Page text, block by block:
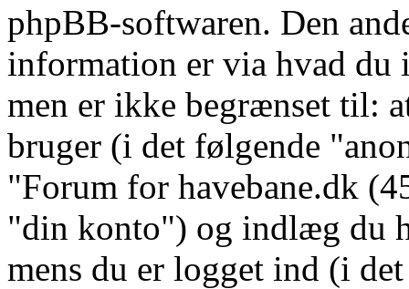
phpBB-softwaren. Den
information er via hvad du
men er ikke begrænset til:
bruger (i det følgende
"Forum for havebane.dk
"din konto") og indlæg du
mens du er logget ind (i